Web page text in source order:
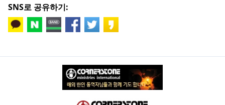
SNS로 공유하기: